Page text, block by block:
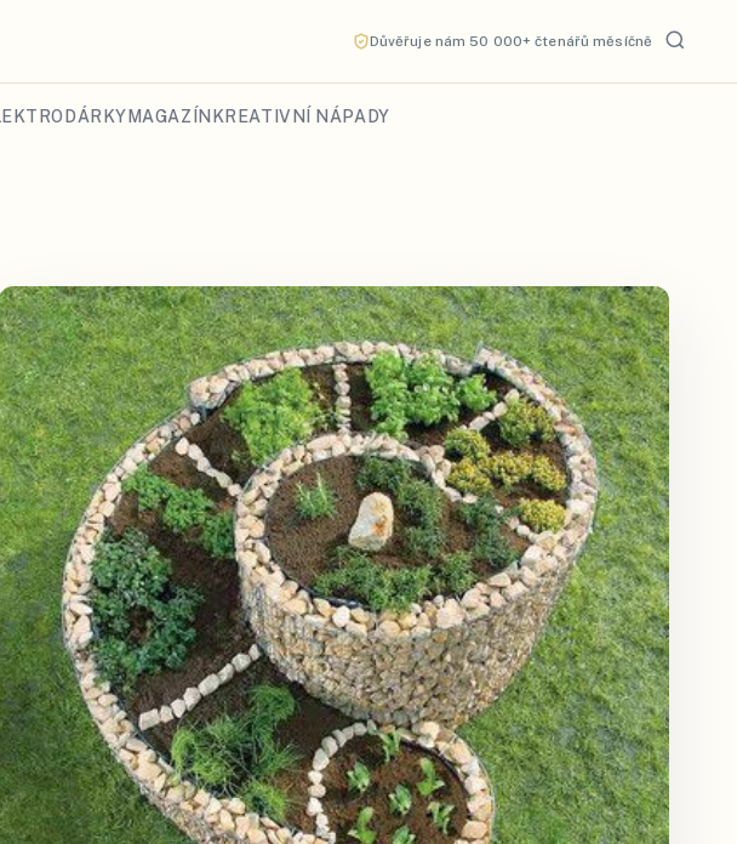
Důvěřuje nám 50 000+ čtenářů měsíčně
DÁRKY MAGAZÍN KREATIVNÍ NÁPADY